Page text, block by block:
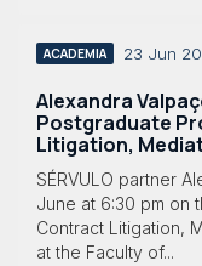
ACADEMIA 23 Jun
Alexandra
Postgraduate
Litigation,
SÉRVULO partner
June at 6:30 pm on
Contract Litigation,
at the Faculty of...